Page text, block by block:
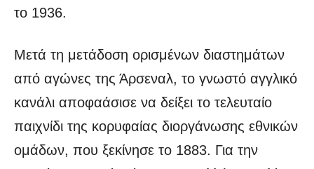
το 1936.
Μετά τη μετάδοση ορισμένων διαστημάτων
από αγώνες της Άρσεναλ, το γνωστό αγγλικό
κανάλι αποφαάσισε να δείξει το τελευταίο
παιχνίδι της κορυφαίας διοργάνωσης εθνικών
ομάδων, που ξεκίνησε το 1883. Για την